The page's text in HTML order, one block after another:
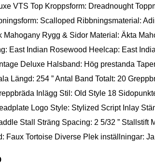
VTS Top Kroppsform: Dreadnought
Scalloped Ribbningsmaterial:
Rygg & Sidor Material: Äkta
East Indian Rosewood Heelcap: East
Deluxe Halsband: Hög prestanda
Längd: 254 ” Antal Band Totalt: 20
Inlägg Stil: Old Style 18
Logo Style: Stylized Script Inlay
Stall Sträng Spacing: 2 5/32 ” Stallstift
Faux Tortoise Diverse Plek inställningar: